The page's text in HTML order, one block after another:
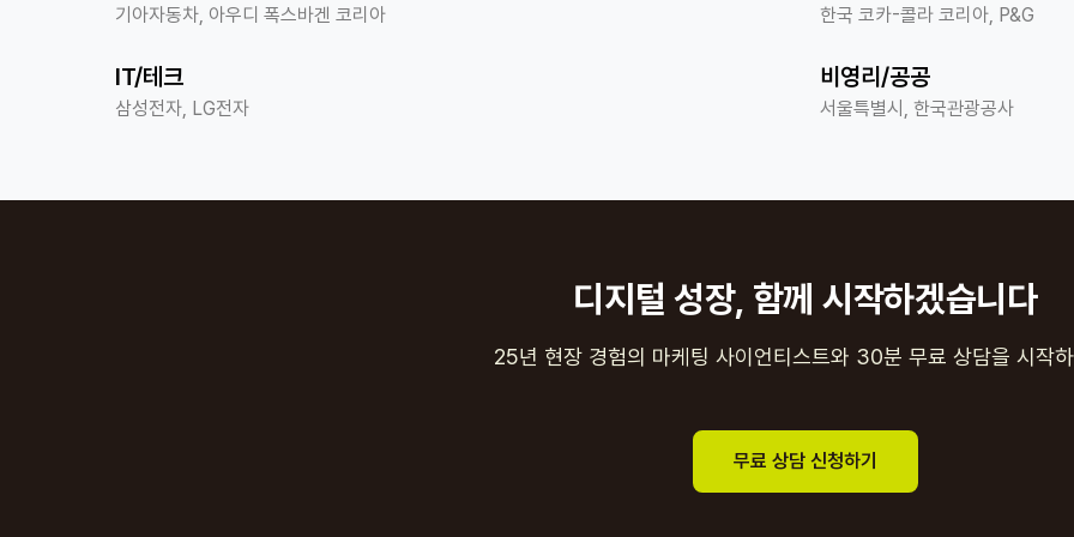
기아자동차, 아우디 폭스바겐 코리아 한국 코카-콜라 코리아, P&G
IT/테크
삼성전자, LG전자
비영리/공공
서울특별시, 한국관광공사
디지털 성장, 함께 시작하겠습니다
25년 현장 경험의 마케팅 사이언티스트와 30분 무료 상담을 시작
무료 상담 신청하기